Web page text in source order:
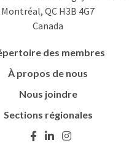
Montréal, QC H3B 4G7
Canada
des membres
À propos de nous
Nous joindre
Sections régionales